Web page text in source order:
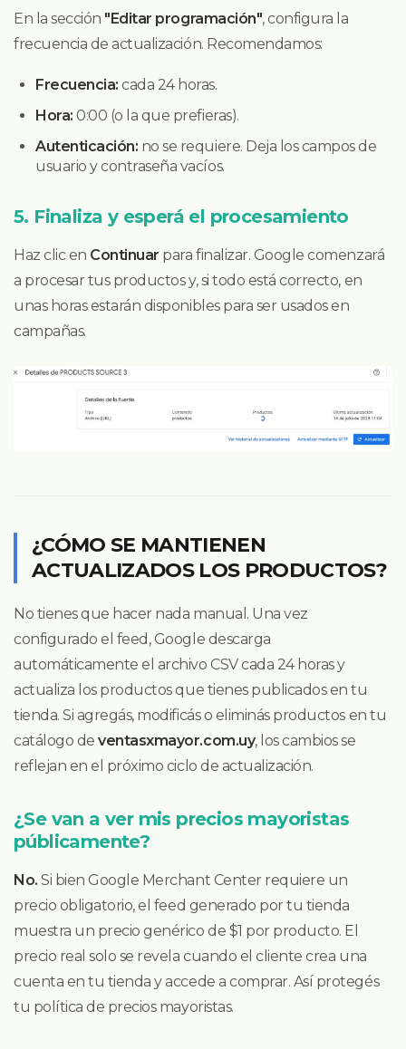
En la sección "Editar programación", configura la
frecuencia de actualización. Recomendamos:
Frecuencia: cada 24 horas.
Hora: 0:00 (o la que prefieras).
Autenticación: no se requiere. Deja los campos de
usuario y contraseña vacíos.
5. Finaliza y esperá el procesamiento
Haz clic en Continuar para finalizar. Google comenzará
a procesar tus productos y, si todo está correcto, en
unas horas estarán disponibles para ser usados en
campañas.
¿CÓMO SE MANTIENEN
ACTUALIZADOS LOS PRODUCTOS?
No tienes que hacer nada manual. Una vez
configurado el feed, Google descarga
automáticamente el archivo CSV cada 24 horas y
actualiza los productos que tienes publicados en tu
tienda. Si agregás, modificás o eliminás productos en tu
catálogo deventasxmayor.com.uy, los cambios se
reflejan en el próximo ciclo de actualización.
¿Se van a ver mis precios mayoristas
públicamente?
No. Si bien Google Merchant Center requiere un
precio obligatorio, el feed generado por tu tienda
muestra un precio genérico de $1 por producto. El
precio real solo se revela cuando el cliente crea una
cuenta en tu tienda y accede a comprar. Así protegés
tu política de precios mayoristas.